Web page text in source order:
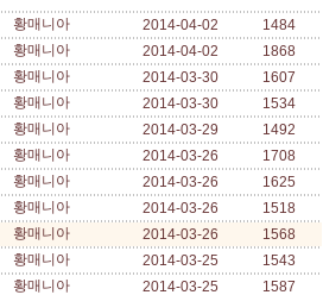
황매니아
2014-04-02
1484
황매니아
2014-04-02
1868
황매니아
2014-03-30
1607
황매니아
2014-03-30
1534
황매니아
2014-03-29
1492
황매니아
2014-03-26
1708
황매니아
2014-03-26
1625
황매니아
2014-03-26
1518
황매니아
2014-03-26
1568
황매니아
2014-03-25
1543
황매니아
2014-03-25
1587